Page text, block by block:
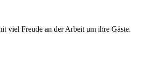
viel Freude an der Arbeit um ihre Gäste.